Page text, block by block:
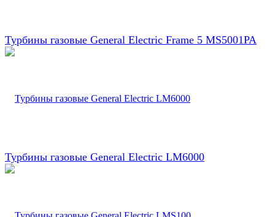
Турбины газовые General Electric Frame 5 MS5001PA
Турбины газовые General Electric LM6000